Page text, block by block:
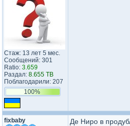
Стаж: 13 лет 5 мес.
Сообщений: 301
Ratio: 3.659
Раздал: 8.655 TB
Поблагодарили: 207
100%
fixbaby
Де Ниро в